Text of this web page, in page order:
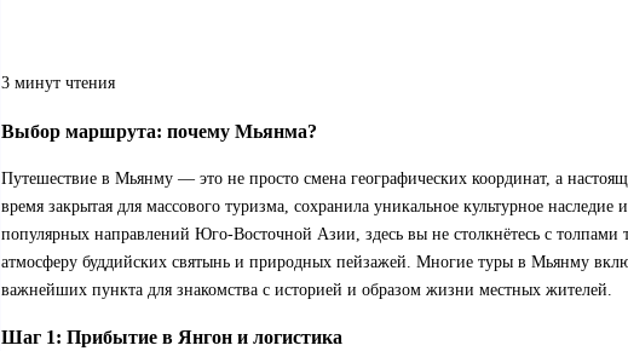
3 минут чтения
Выбор маршрута: почему Мьянма?
Путешествие в Мьянму — это не просто смена географических координат, а
время закрытая для массового туризма, сохранила уникальное культурное
популярных направлений Юго-Восточной Азии, здесь вы не столкнётесь с толпами
атмосферу буддийских святынь и природных пейзажей. Многие туры в Мьянму
важнейших пункта для знакомства с историей и образом жизни местных жителей.
Шаг 1: Прибытие в Янгон и логистика